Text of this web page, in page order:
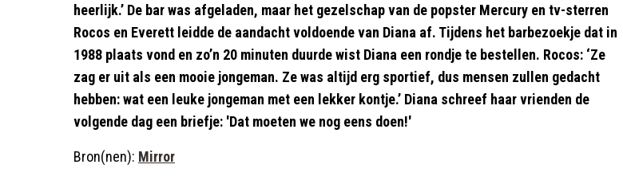
heerlijk.’ De bar was afgeladen, maar het gezelschap van de popster Mercury en tv-sterren
Rocos en Everett leidde de aandacht voldoende van Diana af. Tijdens het barbezoekje dat in
1988 plaats vond en zo’n 20 minuten duurde wist Diana een rondje te bestellen. Rocos: ‘Ze
zag er uit als een mooie jongeman. Ze was altijd erg sportief, dus mensen zullen gedacht
hebben: wat een leuke jongeman met een lekker kontje.’ Diana schreef haar vrienden de
volgende dag een briefje: 'Dat moeten we nog eens doen!'
Bron(nen): Mirror